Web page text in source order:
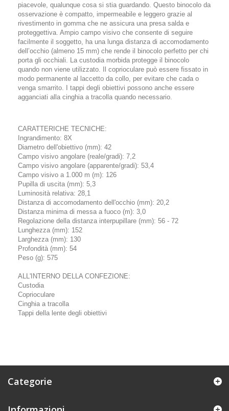
piacevole, qualunque cosa si stia guardando. Questo binocolo da
osservazione è compatto, impermeabile e leggero grazie al
rivestimento in gomma che ne assicura una presa salda e
proteggettiva. Ampio campo visivo che consente di seguire
facilmente il soggetto, ha una lunga distanza di accomodamento
dell’occhio (almeno 15 mm) che rende il binocolo perfetto per chi
porta gli occhiali. La custodia morbida protegge il binocolo
quando non viene utilizzato. Il coprioculare può essere fissato in
modo permanente al laccetto da collo, per evitare che cada o
venga smarrito. I tappi degli obiettivi possono anche essere
agganciati alla cinghia a tracolla quando necessario.
CARATTERICHE TECNICHE:
Ingrandimento: 8X
Diametro dell'obiettivo (mm): 42
Campo visivo angolare (reale/gradi): 7,2
Campo visivo angolare (apparente/gradi): 53,4
Campo visivo a 1.000 m (m): 126
Pupilla di uscita (mm): 5,3
Luminosità relativa: 28,1
Distanza di accomodamento dell'occhio (mm): 20,2
Distanza minima di messa a fuoco (m): 3,0
Regolazione della distanza interpupillare (mm): 56 - 72
Lunghezza (mm): 152
Larghezza (mm): 130
Profondità (mm): 54
Peso (g): 575
ALL'INTERNO DELLA CONFEZIONE:
Custodia
Coprioculare
Cinghia a tracolla
Tappi della lente degli obiettivi
Categorie